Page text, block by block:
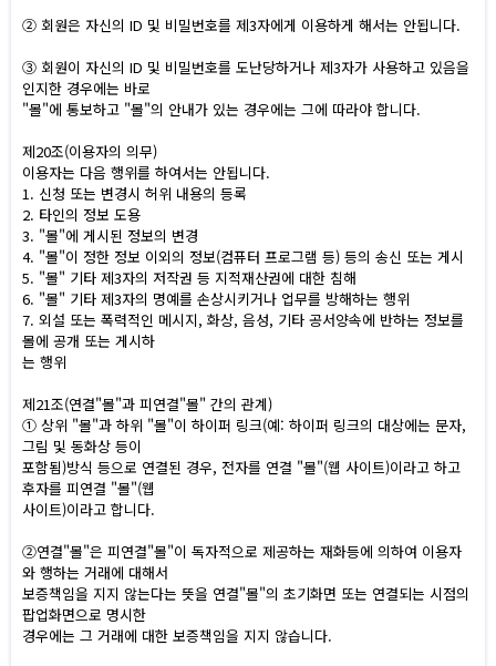
② 회원은 자신의 ID 및 비밀번호를 제3자에게 이용하게 해서는 안됩니다.
③ 회원이 자신의 ID 및 비밀번호를 도난당하거나 제3자가 사용하고 있음을
인지한 경우에는 바로
"몰"에 통보하고 "몰"의 안내가 있는 경우에는 그에 따라야 합니다.
제20조(이용자의 의무)
이용자는 다음 행위를 하여서는 안됩니다.
1. 신청 또는 변경시 허위 내용의 등록
2. 타인의 정보 도용
3. "몰"에 게시된 정보의 변경
4. "몰"이 정한 정보 이외의 정보(컴퓨터 프로그램 등) 등의 송신 또는 게시
5. "몰" 기타 제3자의 저작권 등 지적재산권에 대한 침해
6. "몰" 기타 제3자의 명예를 손상시키거나 업무를 방해하는 행위
7. 외설 또는 폭력적인 메시지, 화상, 음성, 기타 공서양속에 반하는 정보를
몰에 공개 또는 게시하
는 행위
제21조(연결"몰"과 피연결"몰" 간의 관계)
① 상위 "몰"과 하위 "몰"이 하이퍼 링크(예: 하이퍼 링크의 대상에는 문자,
그림 및 동화상 등이
포함됨)방식 등으로 연결된 경우, 전자를 연결 "몰"(웹 사이트)이라고 하고
후자를 피연결 "몰"(웹
사이트)이라고 합니다.
②연결"몰"은 피연결"몰"이 독자적으로 제공하는 재화등에 의하여 이용자
와 행하는 거래에 대해서
보증책임을 지지 않는다는 뜻을 연결"몰"의 초기화면 또는 연결되는 시점의
팝업화면으로 명시한
경우에는 그 거래에 대한 보증책임을 지지 않습니다.